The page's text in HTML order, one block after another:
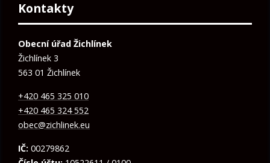
Kontakty
Obecní úřad Žichlínek
Žichlínek 3
563 01 Žichlínek
+420 465 325 010
+420 465 324 552
obec@zichlinek.eu
IČ: 00279862